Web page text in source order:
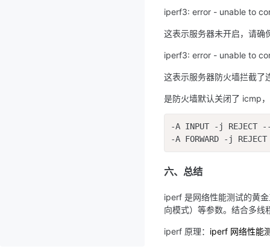
iperf3: error - unable to
这表示服务器未开启，请确
iperf3: error - unable to
这表示服务器防火墙拦截了
是防火墙默认关闭了 icmp
-A INPUT -j
-A FORWARD -j
六、总结
iperf 是网络性能测试的黄
向模式）等参数。结合多线
iperf 原理： iperf 网络性能